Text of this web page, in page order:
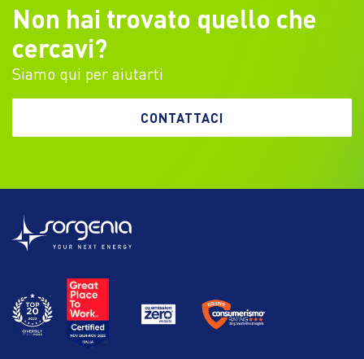
Non hai trovato quello che
cercavi?
Siamo qui per aiutarti
CONTATTACI